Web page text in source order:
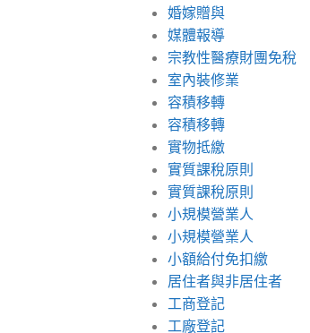
婚嫁贈與
媒體報導
宗教性醫療財團免稅
室內裝修業
容積移轉
容積移轉
實物抵繳
實質課稅原則
實質課稅原則
小規模營業人
小規模營業人
小額給付免扣繳
居住者與非居住者
工商登記
工廠登記